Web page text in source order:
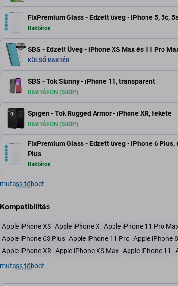
FixPremium Glass - Edzett üveg - iPhone 5, 5c,
Raktáron
SBS - Edzett Üveg - iPhone XS Max és 11 Pro
KÜLSŐ RAKTÁR
SBS - Tok Skinny - iPhone 11, transparent
RAKTÁRON (SHOP)
Spigen - Tok Rugged Armor - iPhone XR, fekete
RAKTÁRON (SHOP)
FixPremium Glass - Edzett üveg - iPhone 6 Plus,
Plus
Raktáron
mutass többet
Kompatibilitás
Apple iPhone XS Apple iPhone X Apple iPhone 11 Pro
Apple iPhone 6S Plus Apple iPhone 11 Pro Apple iPhone
Apple iPhone XR Apple iPhone XS Max Apple iPhone 11
mutass többet